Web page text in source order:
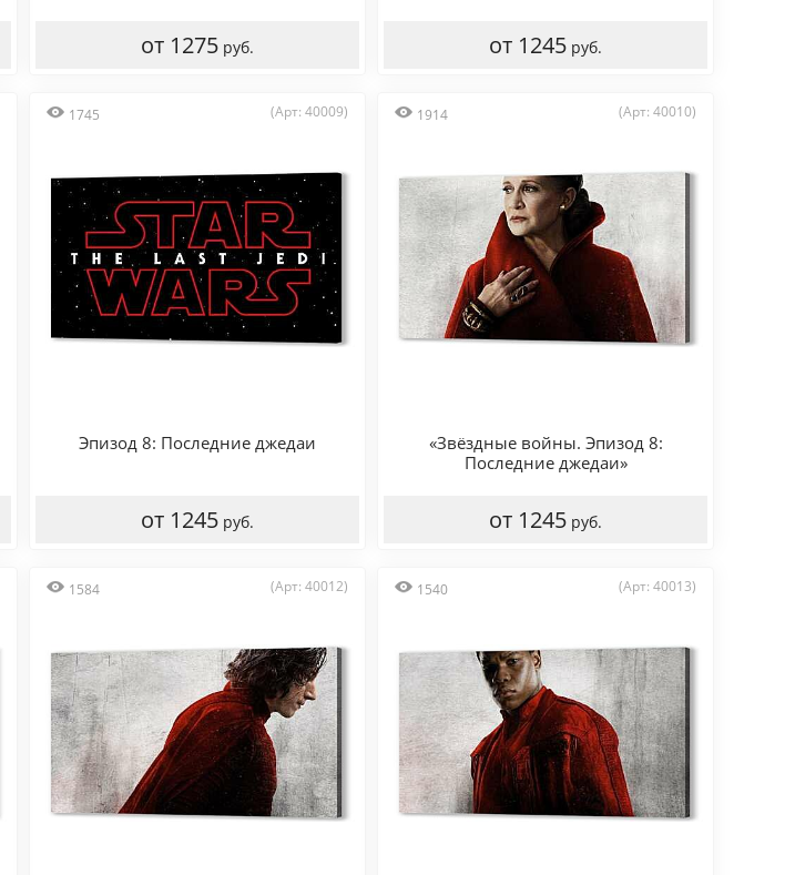
от 1275 руб. от 1245 руб.
1745 (Арт: 40009)
Эпизод 8: Последние джедаи
от 1245 руб.
1914 (Арт: 40010)
«Звёздные войны. Эпизод 8:
Последние джедаи»
от 1245 руб.
1584 (Арт: 40012) 1540 (Арт: 40013)